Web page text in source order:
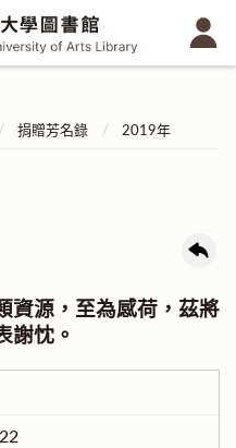
捐贈芳名錄 2019年
資源，至為感荷，茲將
謝忱。